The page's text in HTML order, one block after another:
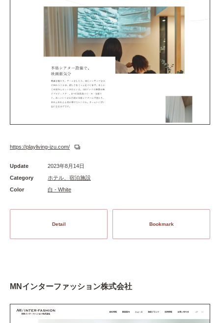
https://playliving-izu.com/
Update
2023年8月14日
Category
ホテル、宿泊施設
Color
白 - White
Detail Bookmark
MNインターファッション株式会社